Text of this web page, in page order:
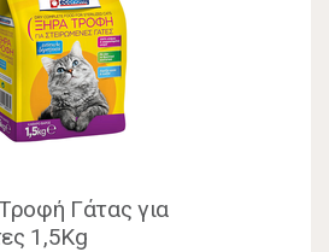
Γάτας για
1,5Kg